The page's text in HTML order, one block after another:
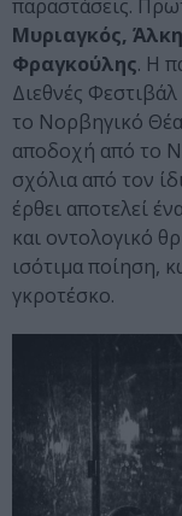
παραστάσεις.
Μυριαγκός,
Φραγκούλης. Η
Διεθνές
το Νορβηγικό
αποδοχή από το
σχόλια από τον
έρθει αποτελεί
και οντολογικό
ισότιμα ποίηση,
γκροτέσκο.